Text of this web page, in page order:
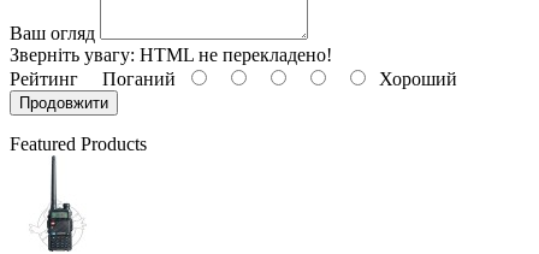
Ваш огляд
Зверніть увагу: HTML не перекладено!
Рейтинг Поганий Хороший
Продовжити
Featured Products